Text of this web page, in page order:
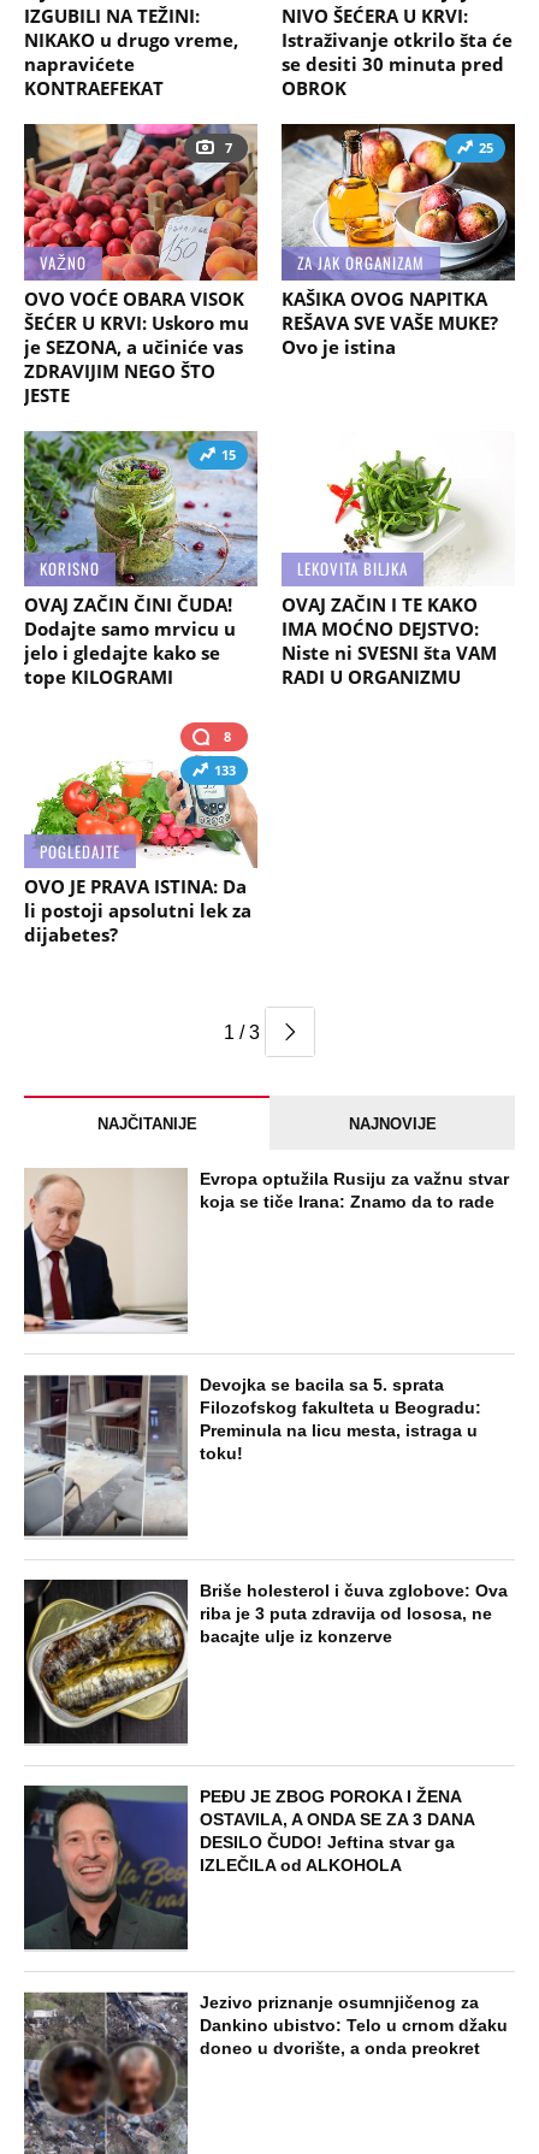
IZGUBILI NA TEŽINI:
NIKAKO u drugo vreme,
napravićete
KONTRAEFEKAT
NIVO ŠEĆERA U KRVI:
Istraživanje otkrilo šta će
se desiti 30 minuta pred
OBROK
7
VAŽNO
OVO VOĆE OBARA VISOK
ŠEĆER U KRVI: Uskoro mu
je SEZONA, a učiniće vas
ZDRAVIJIM NEGO ŠTO
JESTE
25
ZA JAK ORGANIZAM
KAŠIKA OVOG NAPITKA
REŠAVA SVE VAŠE MUKE?
Ovo je istina
15
KORISNO
OVAJ ZAČIN ČINI ČUDA!
Dodajte samo mrvicu u
jelo i gledajte kako se
tope KILOGRAMI
LEKOVITA BILJKA
OVAJ ZAČIN I TE KAKO
IMA MOĆNO DEJSTVO:
Niste ni SVESNI šta VAM
RADI U ORGANIZMU
8
133
POGLEDAJTE
OVO JE PRAVA ISTINA: Da
li postoji apsolutni lek za
dijabetes?
1 / 3
NAJČITANIJE NAJNOVIJE
Evropa optužila Rusiju za važnu stvar
koja se tiče Irana: Znamo da to rade
Devojka se bacila sa 5. sprata
Filozofskog fakulteta u Beogradu:
Preminula na licu mesta, istraga u
toku!
Briše holesterol i čuva zglobove: Ova
riba je 3 puta zdravija od lososa, ne
bacajte ulje iz konzerve
PEĐU JE ZBOG POROKA I ŽENA
OSTAVILA, A ONDA SE ZA 3 DANA
DESILO ČUDO! Jeftina stvar ga
IZLEČILA od ALKOHOLA
Jezivo priznanje osumnjičenog za
Dankino ubistvo: Telo u crnom džaku
doneo u dvorište, a onda preokret